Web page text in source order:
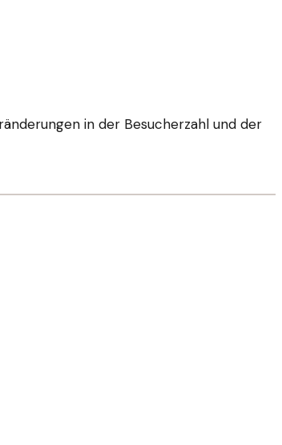
in der Besucherzahl und der